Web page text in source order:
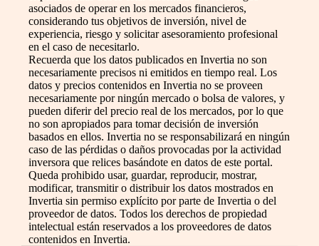
asociados de operar en los mercados financieros,
considerando tus objetivos de inversión, nivel de
experiencia, riesgo y solicitar asesoramiento profesional
en el caso de necesitarlo.
Recuerda que los datos publicados en Invertia no son
necesariamente precisos ni emitidos en tiempo real. Los
datos y precios contenidos en Invertia no se proveen
necesariamente por ningún mercado o bolsa de valores, y
pueden diferir del precio real de los mercados, por lo que
no son apropiados para tomar decisión de inversión
basados en ellos. Invertia no se responsabilizará en ningún
caso de las pérdidas o daños provocadas por la actividad
inversora que relices basándote en datos de este portal.
Queda prohibido usar, guardar, reproducir, mostrar,
modificar, transmitir o distribuir los datos mostrados en
Invertia sin permiso explícito por parte de Invertia o del
proveedor de datos. Todos los derechos de propiedad
intelectual están reservados a los proveedores de datos
contenidos en Invertia.